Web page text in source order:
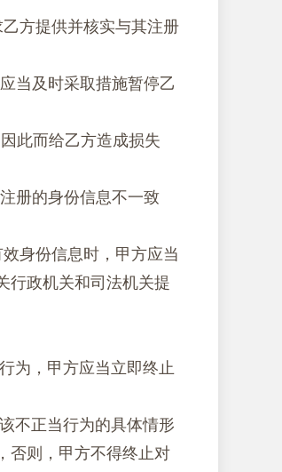
方提供并核实与其注册
当及时采取措施暂停乙
此而给乙方造成损失
册的身份信息不一致
身份信息时，甲方应当
行政机关和司法机关提
为，甲方应当立即终止
不正当行为的具体情形
否则，甲方不得终止对